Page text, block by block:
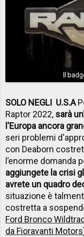
Il
SOLO NEGLI U.S.A
Raptor 2022, sarà
l'Europa ancora
seri problemi
con Deaborn
l’enorme domanda
aggiungete la crisi
avrete un quadro
situazione è
costretta a
Ford Bronco
da Fioravanti Motors